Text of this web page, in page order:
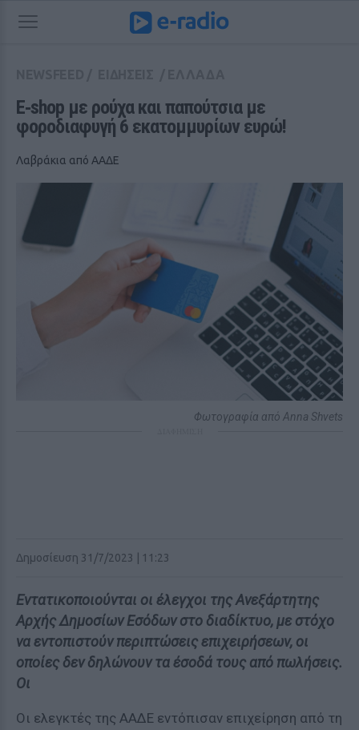
E‑shop με ρούχα και παπούτσια με
φοροδιαφυγή 6 εκατομμυρίων ευρώ!
Λαβράκια από ΑΑΔΕ
Φωτογραφία από Anna Shvets
Δημοσίευση 31/7/2023 | 11:23
Εντατικοποιούνται οι έλεγχοι της Ανεξάρτητης
Αρχής Δημοσίων Εσόδων στο διαδίκτυο, με στόχο
να εντοπιστούν περιπτώσεις επιχειρήσεων, οι
οποίες δεν δηλώνουν τα έσοδά τους από πωλήσεις.
Οι
Οι ελεγκτές της ΑΑΔΕ εντόπισαν επιχείρηση από τη